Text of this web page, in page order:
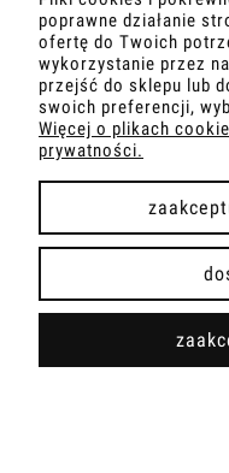
INFORMACJA
OBSŁUGA KLIENTA
PŁATNOŚCI I
poprawne działanie
ofertę do Twoich
wykorzystanie przez
przejść do sklepu lub
swoich preferencji,
Więcej o plikach
prywatności.